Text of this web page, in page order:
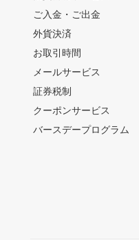
ご入金・ご出金
外貨決済
お取引時間
メールサービス
証券税制
クーポンサービス
バースデープログラム